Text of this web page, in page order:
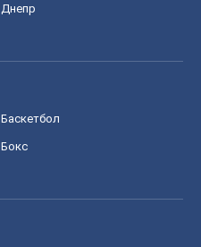
Днепр
Баскетбол
Бокс